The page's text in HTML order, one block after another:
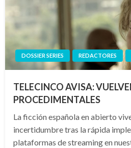
DOSSIER SERIES REDACTORES
TELECINCO AVISA:
PROCEDIMENTALES
La ficción española en abierto
incertidumbre tras la rápida
plataformas de streaming en